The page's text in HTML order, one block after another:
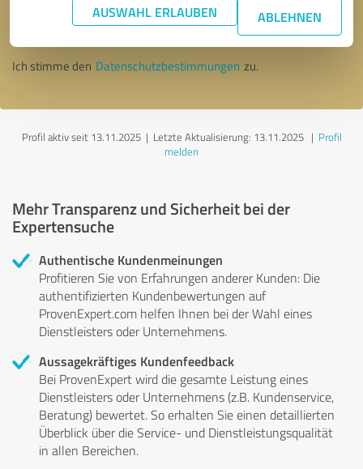
AUSWAHL ERLAUBEN ABLEHNEN
Nachricht senden
Ich stimme den Datenschutzbestimmungen zu.
Profil aktiv seit 13.11.2025 | Letzte Aktualisierung: 13.11.2025| Profil
melden
Mehr Transparenz und Sicherheit bei der
Expertensuche
Authentische Kundenmeinungen
Profitieren Sie von Erfahrungen anderer Kunden: Die
authentifizierten Kundenbewertungen auf
ProvenExpert.com helfen Ihnen bei der Wahl eines
Dienstleisters oder Unternehmens.
Aussagekräftiges Kundenfeedback
Bei ProvenExpert wird die gesamte Leistung eines
Dienstleisters oder Unternehmens (z.B. Kundenservice,
Beratung) bewertet. So erhalten Sie einen detaillierten
Überblick über die Service- und Dienstleistungsqualität
in allen Bereichen.